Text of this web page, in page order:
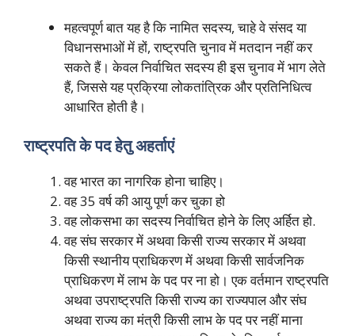
महत्वपूर्ण बात यह है कि नामित सदस्य, चाहे वे संसद या
विधानसभाओं में हों, राष्ट्रपति चुनाव में मतदान नहीं कर
सकते हैं। केवल निर्वाचित सदस्य ही इस चुनाव में भाग लेते
हैं, जिससे यह प्रक्रिया लोकतांत्रिक और प्रतिनिधित्व
आधारित होती है।
राष्ट्रपति के पद हेतु अहर्ताएं
वह भारत का नागरिक होना चाहिए।
वह 35 वर्ष की आयु पूर्ण कर चुका हो
वह लोकसभा का सदस्य निर्वाचित होने के लिए अर्हित हो.
वह संघ सरकार में अथवा किसी राज्य सरकार में अथवा
किसी स्थानीय प्राधिकरण में अथवा किसी सार्वजनिक
प्राधिकरण में लाभ के पद पर ना हो। एक वर्तमान राष्ट्रपति
अथवा उपराष्ट्रपति किसी राज्य का राज्यपाल और संघ
अथवा राज्य का मंत्री किसी लाभ के पद पर नहीं माना